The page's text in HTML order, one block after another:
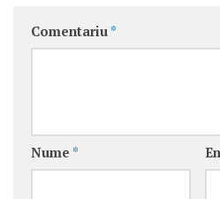
Comentariu *
Nume *